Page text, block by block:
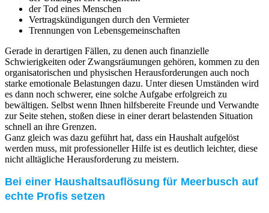
der Tod eines Menschen
Vertragskündigungen durch den Vermieter
Trennungen von Lebensgemeinschaften
Gerade in derartigen Fällen, zu denen auch finanzielle
Schwierigkeiten oder Zwangsräumungen gehören, kommen zu den
organisatorischen und physischen Herausforderungen auch noch
starke emotionale Belastungen dazu. Unter diesen Umständen wird
es dann noch schwerer, eine solche Aufgabe erfolgreich zu
bewältigen. Selbst wenn Ihnen hilfsbereite Freunde und Verwandte
zur Seite stehen, stoßen diese in einer derart belastenden Situation
schnell an ihre Grenzen.
Ganz gleich was dazu geführt hat, dass ein Haushalt aufgelöst
werden muss, mit professioneller Hilfe ist es deutlich leichter, diese
nicht alltägliche Herausforderung zu meistern.
Bei einer Haushaltsauflösung für Meerbusch auf
echte Profis setzen